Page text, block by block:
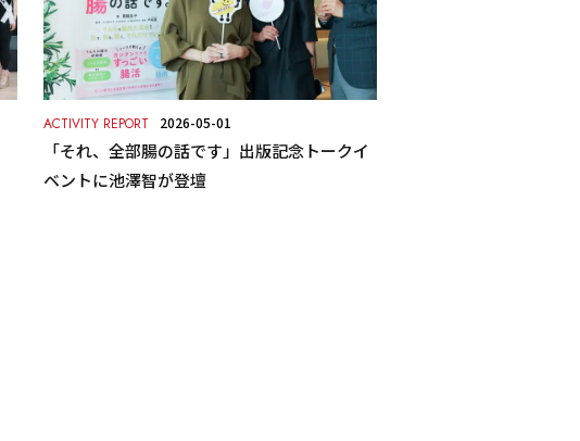
ACTIVITY REPORT 2026-05-01
「それ、全部腸の話です」出版記念トークイ
ベントに池澤智が登壇